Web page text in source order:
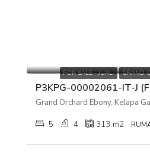
FOR SALE - JUAL GRAND
Grand Orchard Ebony, Kelapa
5 4 313 m2